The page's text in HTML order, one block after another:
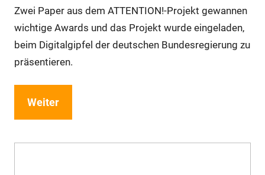
Zwei Paper aus dem ATTENTION!-Projekt gewannen
wichtige Awards und das Projekt wurde eingeladen,
beim Digitalgipfel der deutschen Bundesregierung zu
präsentieren.
Weiter